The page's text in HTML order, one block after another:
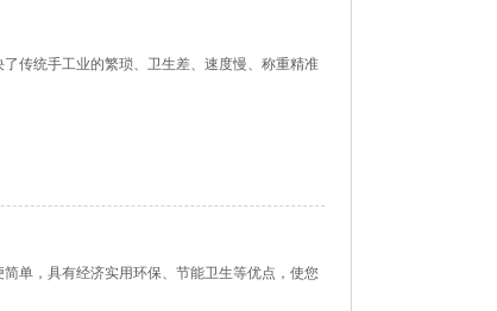
传统手工业的繁琐、卫生差、速度慢、称重精准
单，具有经济实用环保、节能卫生等优点，使您